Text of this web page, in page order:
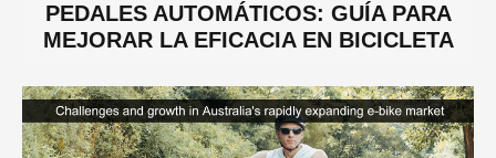
PEDALES AUTOMÁTICOS: GUÍA PARA
MEJORAR LA EFICACIA EN BICICLETA